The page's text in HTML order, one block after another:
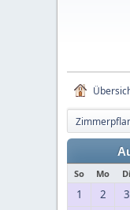
So Mo Di
1 2 3